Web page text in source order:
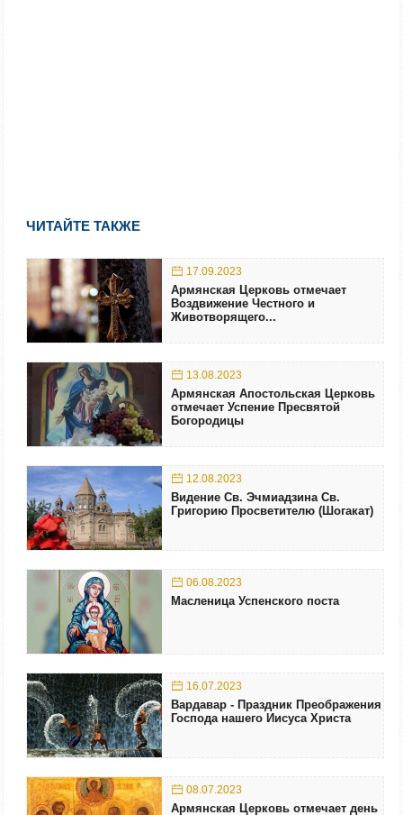
ЧИТАЙТЕ ТАКЖЕ
17.09.2023
Армянская Церковь отмечает
Воздвижение Честного и
Животворящего...
13.08.2023
Армянская Апостольская Церковь
отмечает Успение Пресвятой
Богородицы
12.08.2023
Видение Св. Эчмиадзина Св.
Григорию Просветителю (Шогакат)
06.08.2023
Масленица Успенского поста
16.07.2023
Вардавар - Праздник Преображения
Господа нашего Иисуса Христа
08.07.2023
Армянская Церковь отмечает день